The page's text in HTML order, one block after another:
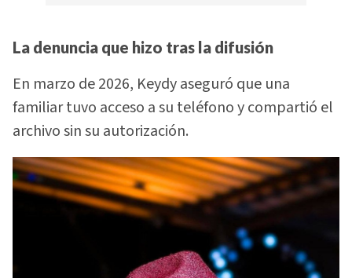
La denuncia que hizo tras la difusión
En marzo de 2026, Keydy aseguró que una
familiar tuvo acceso a su teléfono y compartió el
archivo sin su autorización.